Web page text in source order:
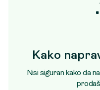
Kako
Nisi siguran kako da